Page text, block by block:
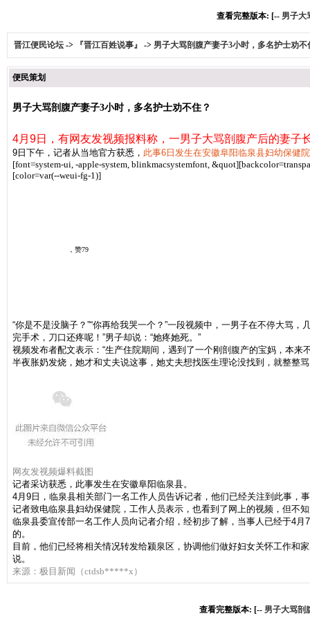
查看完整版本: [-- 男子大
晋江便民论坛 -> 『晋江百姓说事』 -> 男子大骂剖腹产妻子3小时，多名护士劝不
便民策划
男子大骂剖腹产妻子3小时，多名护士劝不住？
4月9日，有网友发视频报料称，一男子大骂剖腹产后的妻子
9日下午，记者从当地官方获悉， 此事6日发生在安徽阜阳临泉县妇幼保健
[font=system-ui, -apple-system, blinkmacsystemfont, &quot]
[color=var(--weui-fg-1)]
，赞79
“你是不是没脑子？ ”“你再给我哭一个？ ”一段视频中，一男子在不停大骂，
完手术，刀口还疼呢！ ”男子却说： “她疼她死。 ”
视频发布者配文表示：“生产住院期间，遇到了一个刚剖腹产的宝妈，本
半夜胀奶发烧，她才和丈夫说这事，她丈夫想找医生理论没找到，就整整
网友发视频爆料截图
记者采访获悉，此事发生在安徽阜阳临泉县。
4月9日，临泉县相关部门一名工作人员告诉记者，他们已经关注到此事，
记者致电临泉县妇幼保健院，工作人员表示，也看到了网上的视频，但不
临泉县委宣传部一名工作人员向记者介绍，经初步了解，当事人已经于4
的。
目前，他们已经将相关情况转发给颍泉区，协调他们做好妇女关怀工作和
说。
来源：极目新闻（ctdsb*****x）
查看完整版本: [-- 男子大骂剖